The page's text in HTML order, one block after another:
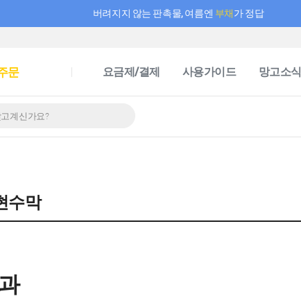
버려지지 않는 판촉물, 여름엔 부채가 정답
문 요금제/결제 사용가이드 망고소식